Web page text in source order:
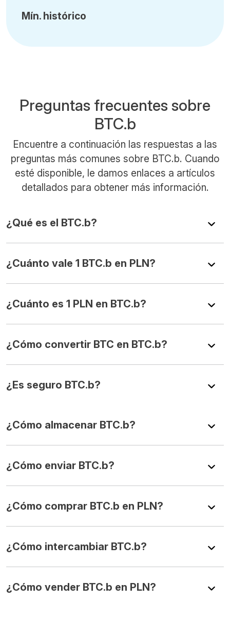
Mín. histórico
Preguntas frecuentes sobre
BTC.b
Encuentre a continuación las respuestas a las
preguntas más comunes sobre BTC.b. Cuando
esté disponible, le damos enlaces a artículos
detallados para obtener más información.
¿Qué es el BTC.b?
¿Cuánto vale 1 BTC.b en PLN?
¿Cuánto es 1 PLN en BTC.b?
¿Cómo convertir BTC en BTC.b?
¿Es seguro BTC.b?
¿Cómo almacenar BTC.b?
¿Cómo enviar BTC.b?
¿Cómo comprar BTC.b en PLN?
¿Cómo intercambiar BTC.b?
¿Cómo vender BTC.b en PLN?